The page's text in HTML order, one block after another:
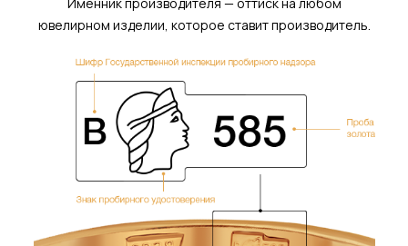
ювелирном изделии, которое ставит производитель.